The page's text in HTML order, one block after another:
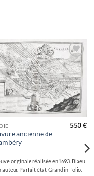
Ajouter
à la
wishlist
ancienne de
550€
originale réalisée en1693. Blaeu
auteur. Parfait état. Grand in-folio.